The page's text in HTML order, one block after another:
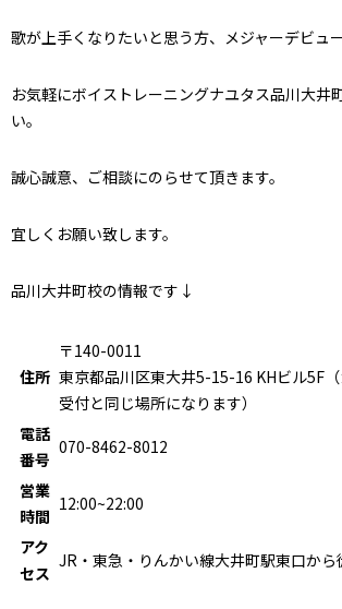
歌が上手くなりたいと思う方、メジャーデビュ
お気軽にボイストレーニングナユタス品川大井
い。
誠心誠意、ご相談にのらせて頂きます。
宜しくお願い致します。
品川大井町校の情報です↓
住所
〒140-0011
東京都品川区東大井5-15-16 KHビル5F
受付と同じ場所になります）
電話
番号
070-8462-8012
営業
時間
12:00~22:00
アク
セス
JR・東急・りんかい線大井町駅東口から